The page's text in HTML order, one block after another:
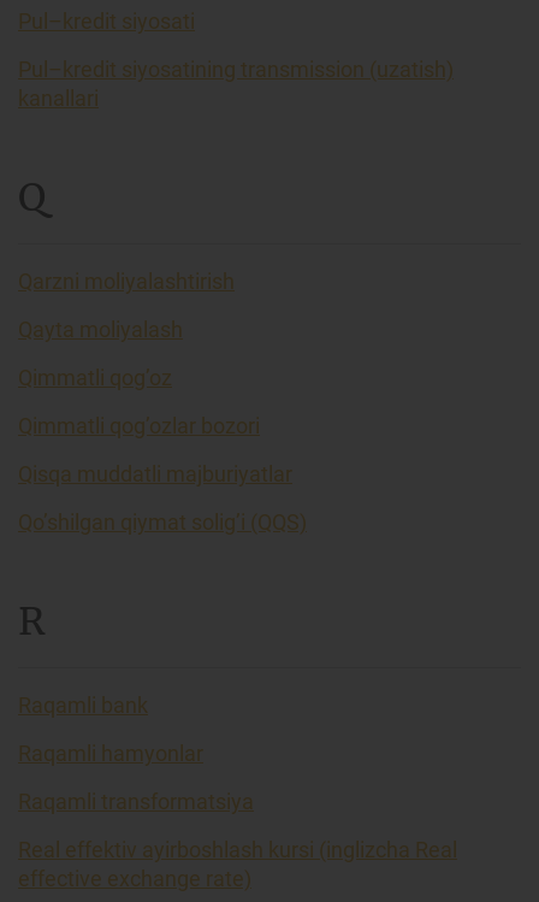
Pul–kredit siyosati
Pul–kredit siyosatining transmission (uzatish)
kanallari
Q
Qarzni moliyalashtirish
Qayta moliyalash
Qimmatli qog’oz
Qimmatli qog’ozlar bozori
Qisqa muddatli majburiyatlar
Qo’shilgan qiymat solig’i (QQS)
R
Raqamli bank
Raqamli hamyonlar
Raqamli transformatsiya
Real effektiv ayirboshlash kursi (inglizcha Real
effective exchange rate)